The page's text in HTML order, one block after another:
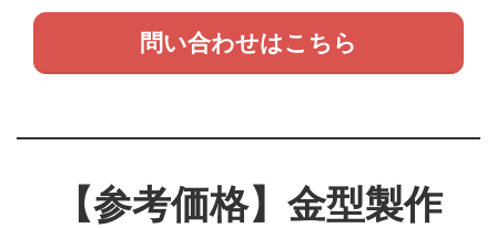
問い合わせはこちら
【参考価格】金型製作